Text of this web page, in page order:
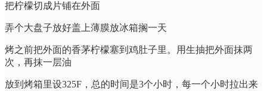
把柠檬切成片铺在外面
弄个大盘子放好盖上薄膜放冰箱搁一天
烤之前把外面的香茅柠檬塞到鸡肚子里。用生抽把外面抹两
次，再抹一层油
放到烤箱里设325F，总的时间是3个小时，每一个小时拉出来